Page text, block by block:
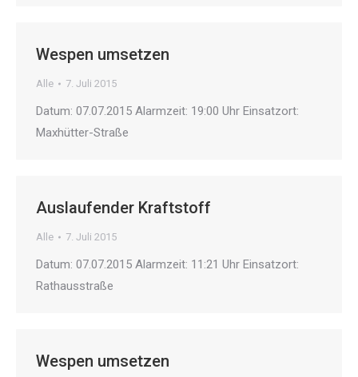
Wespen umsetzen
Alle 7. Juli 2015
Datum: 07.07.2015 Alarmzeit: 19:00 Uhr Einsatzort:
Maxhütter-Straße
Auslaufender Kraftstoff
Alle 7. Juli 2015
Datum: 07.07.2015 Alarmzeit: 11:21 Uhr Einsatzort:
Rathausstraße
Wespen umsetzen